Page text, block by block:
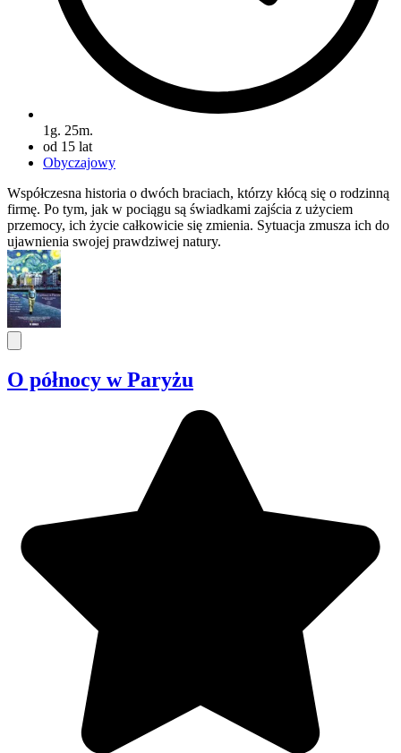
1g. 25m.
od 15 lat
Obyczajowy
Współczesna historia o dwóch braciach, którzy kłócą się o rodzinną
firmę. Po tym, jak w pociągu są świadkami zajścia z użyciem
przemocy, ich życie całkowicie się zmienia. Sytuacja zmusza ich do
ujawnienia swojej prawdziwej natury.
O północy w Paryżu